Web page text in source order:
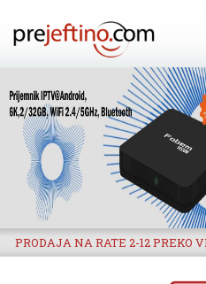
PRODAJA NA RATE 2-12 PREKO